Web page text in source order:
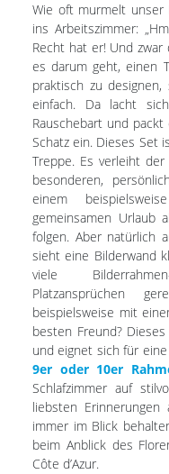
Wie oft murmelt unser
ins Arbeitszimmer:
Recht hat er! Und zwar
es darum geht, einen
praktisch zu
einfach. Da lacht
Rauschebart und packt
Schatz ein. Dieses Set
Treppe. Es verleiht
besonderen,
einem
gemeinsamen Urlaub
folgen. Aber natürlich
sieht eine Bilderwand
viele
Platzansprüchen
beispielsweise mit
besten Freund?
und eignet sich für
9er oder 10er
Schlafzimmer auf
liebsten Erinnerungen
immer im Blick
beim Anblick des
Côte d’Azur.